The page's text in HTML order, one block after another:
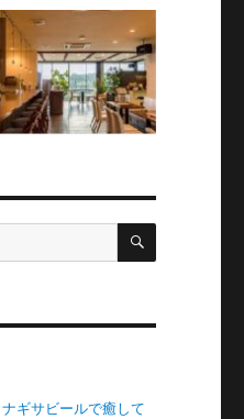
検
ギサビールで癒して